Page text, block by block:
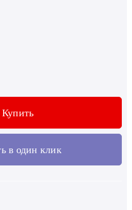
Купить
в один клик